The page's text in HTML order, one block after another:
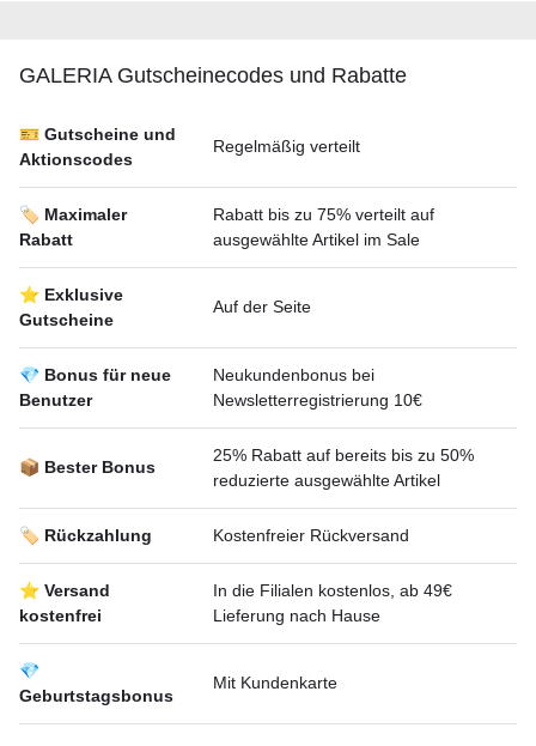
GALERIA Gutscheineсodes und Rabatte
🎫 Gutscheine und
Aktionscodes
Regelmäßig verteilt
🏷️ Maximaler
Rabatt
Rabatt bis zu 75% verteilt auf
ausgewählte Artikel im Sale
⭐ Exklusive
Gutscheine
Auf der Seite
💎 Bonus für neue
Benutzer
Neukundenbonus bei
Newsletterregistrierung 10€
📦 Bester Bonus
25% Rabatt auf bereits bis zu 50%
reduzierte ausgewählte Artikel
🏷️ Rückzahlung Kostenfreier Rückversand
⭐ Versand
kostenfrei
In die Filialen kostenlos, ab 49€
Lieferung nach Hause
💎
Geburtstagsbonus
Mit Kundenkarte